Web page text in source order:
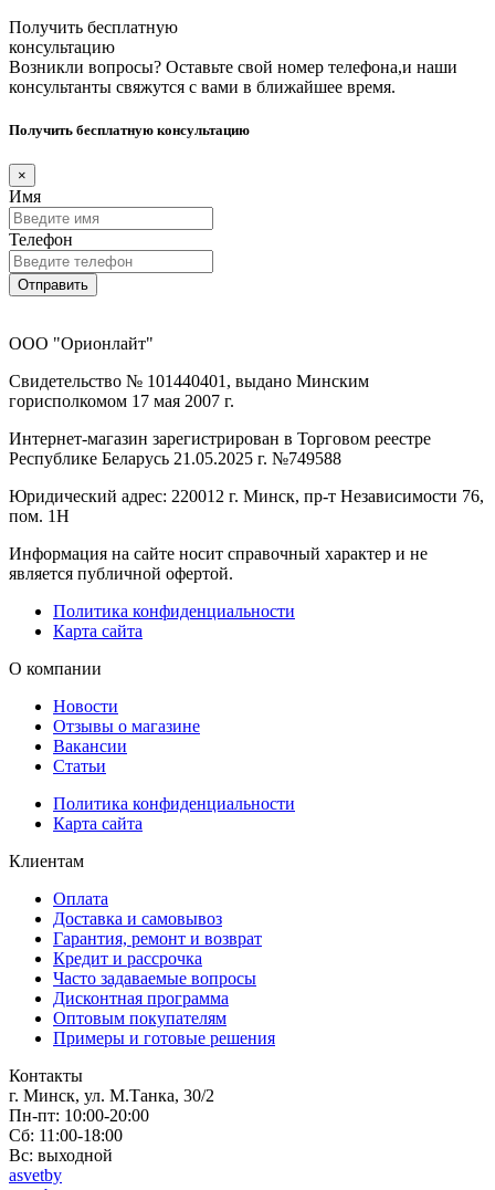
Получить бесплатную
консультацию
Возникли вопросы? Оставьте свой номер телефона,и наши
консультанты свяжутся с вами в ближайшее время.
Получить бесплатную консультацию
×
Имя
Телефон
Отправить
ООО "Орионлайт"
Свидетельство № 101440401, выдано Минским
горисполкомом 17 мая 2007 г.
Интернет-магазин зарегистрирован в Торговом реестре
Республике Беларусь 21.05.2025 г. №749588
Юридический адрес: 220012 г. Минск, пр-т Независимости 76,
пом. 1Н
Информация на сайте носит справочный характер и не
является публичной офертой.
Политика конфиденциальности
Карта сайта
О компании
Новости
Отзывы о магазине
Вакансии
Статьи
Политика конфиденциальности
Карта сайта
Клиентам
Оплата
Доставка и самовывоз
Гарантия, ремонт и возврат
Кредит и рассрочка
Часто задаваемые вопросы
Дисконтная программа
Оптовым покупателям
Примеры и готовые решения
Контакты
г. Минск, ул. М.Танка, 30/2
Пн-пт: 10:00-20:00
Сб: 11:00-18:00
Вс: выходной
asvetby